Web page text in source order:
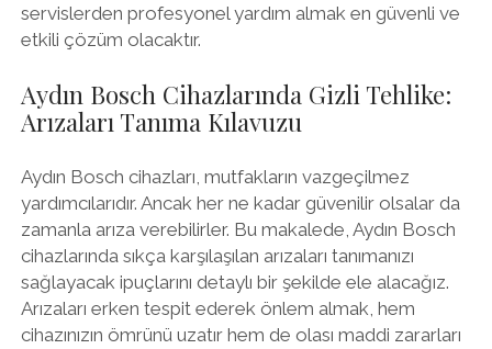
servislerden profesyonel yardım almak en güvenli ve
etkili çözüm olacaktır.
Aydın Bosch Cihazlarında Gizli Tehlike:
Arızaları Tanıma Kılavuzu
Aydın Bosch cihazları, mutfakların vazgeçilmez
yardımcılarıdır. Ancak her ne kadar güvenilir olsalar da
zamanla arıza verebilirler. Bu makalede, Aydın Bosch
cihazlarında sıkça karşılaşılan arızaları tanımanızı
sağlayacak ipuçlarını detaylı bir şekilde ele alacağız.
Arızaları erken tespit ederek önlem almak, hem
cihazınızın ömrünü uzatır hem de olası maddi zararları